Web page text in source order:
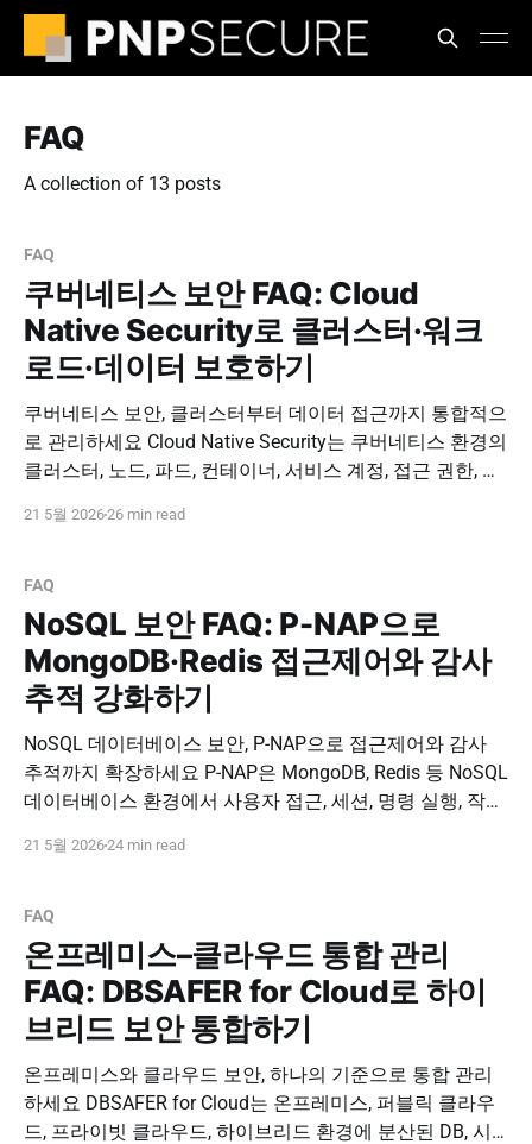
FAQ
A collection of 13 posts
FAQ
쿠버네티스 보안 FAQ: Cloud
Native Security로 클러스터·워크
로드·데이터 보호하기
쿠버네티스 보안, 클러스터부터 데이터 접근까지 통합적으
로 관리하세요 Cloud Native Security는 쿠버네티스 환경의
클러스터, 노드, 파드, 컨테이너, 서비스 계정, 접근 권한, 로
니다. DBSAFER for Cloud, P-NAP과 연계해 클라우드 네이
입 문의하기 PNPSECURE · Kubernetes Security · Cloud
Native Security
21 5월 202626 min read
FAQ
NoSQL 보안 FAQ: P-NAP으로
MongoDB·Redis 접근제어와 감사
추적 강화하기
NoSQL 데이터베이스 보안, P-NAP으로 접근제어와 감사
추적까지 확장하세요 P-NAP은 MongoDB, Redis 등 NoSQL
데이터베이스 환경에서 사용자 접근, 세션, 명령 실행, 작업
심 보안의 한계를 넘어 클라우드와 NoSQL까지 포함한 통
PNPSECURE · P-NAP · NoSQL Security · MongoDB
21 5월 202624 min read
FAQ
온프레미스–클라우드 통합 관리
FAQ: DBSAFER for Cloud로 하이
브리드 보안 통합하기
온프레미스와 클라우드 보안, 하나의 기준으로 통합 관리
하세요 DBSAFER for Cloud는 온프레미스, 퍼블릭 클라우
드, 프라이빗 클라우드, 하이브리드 환경에 분산된 DB, 시